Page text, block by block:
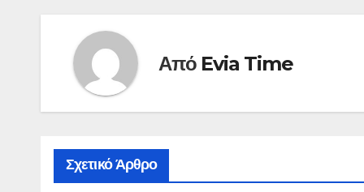
Από Evia Time
Σχετικό Άρθρο